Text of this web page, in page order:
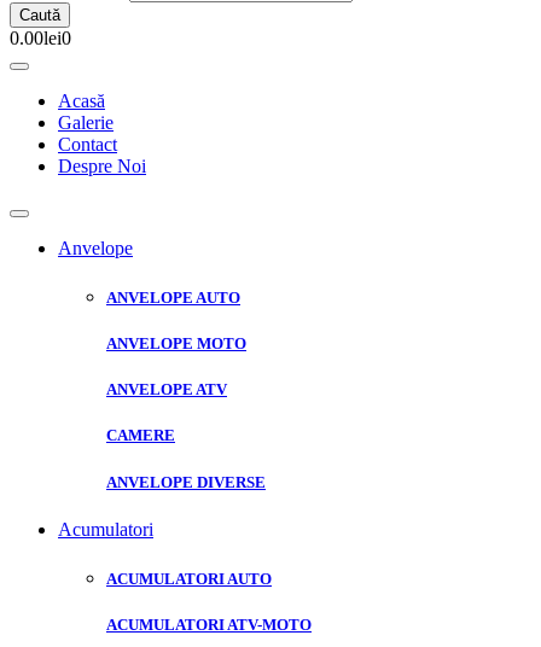
Caută
0.00lei0
Acasă
Galerie
Contact
Despre Noi
Anvelope
ANVELOPE AUTO
ANVELOPE MOTO
ANVELOPE ATV
CAMERE
ANVELOPE DIVERSE
Acumulatori
ACUMULATORI AUTO
ACUMULATORI ATV-MOTO